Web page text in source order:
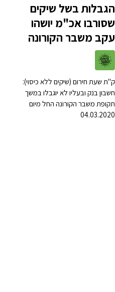
הגבלות בשל שיקים
שסורבו אכ"מ יושהו
עקב משבר הקורונה
ק"ת שעת חירום (שיקים ללא כיסוי):
חשבון בנק ובעליו לא יוגבלו במשך
תקופת משבר הקורונה החל מיום
04.03.2020